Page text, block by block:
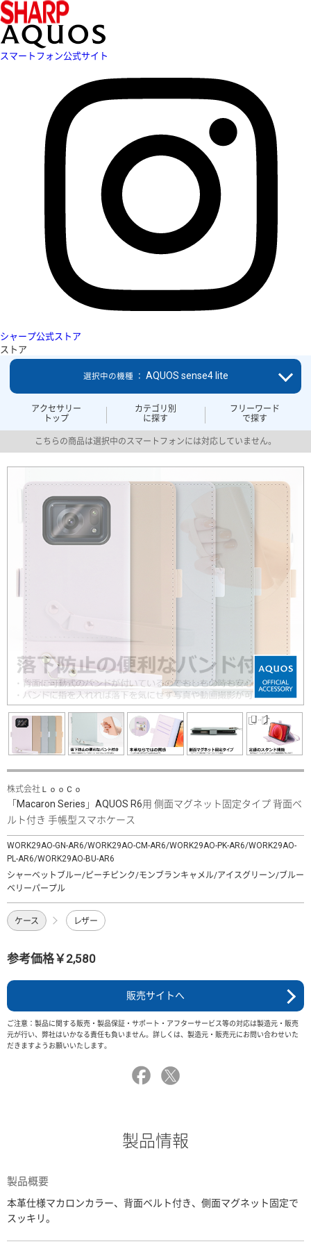
スマートフォン公式サイト
シャープ公式ストア
ストア
アクセサリー
トップ
カテゴリ別
に探す
フリーワード
で探す
選択中の機種 ： AQUOS sense4 lite
こちらの商品は選択中のスマートフォンには対応していません。
株式会社ＬｏｏＣｏ
「Macaron Series」AQUOS R6用 側面マグネット固定タイプ 背面ベ
ルト付き 手帳型スマホケース
WORK29AO-GN-AR6/WORK29AO-CM-AR6/WORK29AO-PK-AR6/WORK29AO-
PL-AR6/WORK29AO-BU-AR6
シャーベットブルー/ピーチピンク/モンブランキャメル/アイスグリーン/ブルー
ベリーパープル
ケース レザー
参考価格￥2,580
販売サイトへ
ご注意：製品に関する販売・製品保証・サポート・アフターサービス等の対応は製造元・販売
元が行い、弊社はいかなる責任も負いません。詳しくは、製造元・販売元にお問い合わせいた
だきますようお願いいたします。
製品情報
製品概要
本革仕様マカロンカラー、背面ベルト付き、側面マグネット固定で
スッキリ。